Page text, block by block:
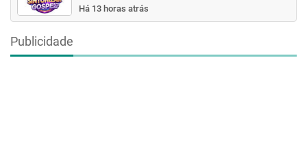
Há 13 horas atrás
Publicidade